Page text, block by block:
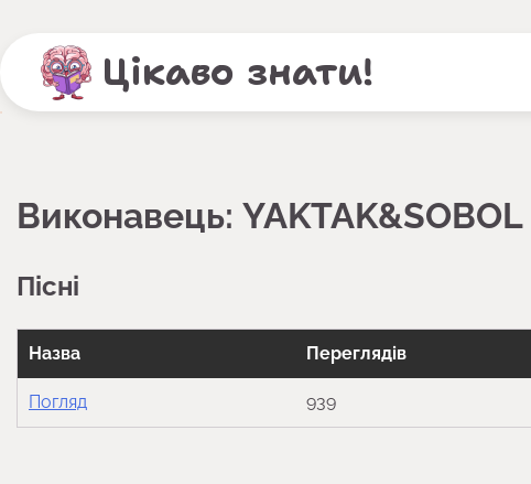
вмісту
Цікаво знати!
Виконавець: YAKTAK&SOBOL
Пісні
Назва Переглядів
Погляд 939